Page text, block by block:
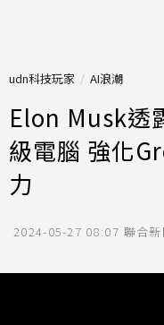
udn科技玩家 AI浪潮
Elon Musk透
級電腦 強化
力
2024-05-27 08:07 聯合